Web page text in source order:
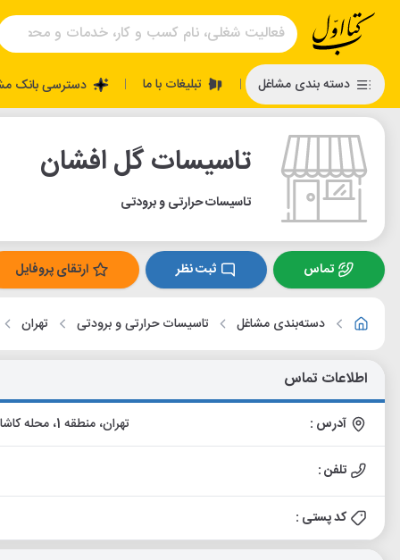
دسته بندی مشاغل | تبلیغات با ما | دسترسی بانک
تاسیسات گل افشان
تاسیسات حرارتی و برودتی
تماس ثبت نظر ارتقای پروفایل
دسته‌بندی مشاغل تاسیسات حرارتی و برودتی تهران
اطلاعات تماس
آدرس : تهران، منطقه 1، محله کاشانک، پورابتهاج (دارآباد)، بالاتر از میدان نیاوران، پلاک 372
تلفن :
کد پستی :